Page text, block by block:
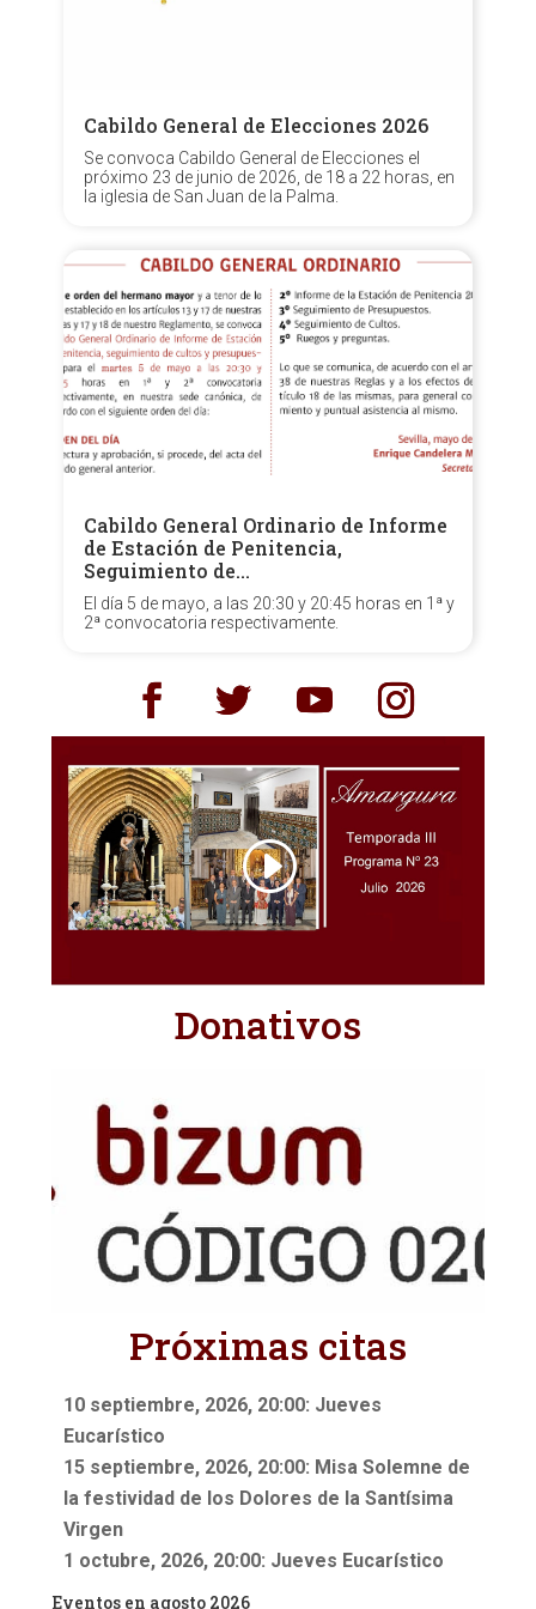
Cabildo General de Elecciones 2026
Se convoca Cabildo General de Elecciones el
próximo 23 de junio de 2026, de 18 a 22 horas, en
la iglesia de San Juan de la Palma.
Cabildo General Ordinario de Informe
de Estación de Penitencia,
Seguimiento de…
El día 5 de mayo, a las 20:30 y 20:45 horas en 1ª y
2ª convocatoria respectivamente.
Donativos
Próximas citas
10 septiembre, 2026, 20:00: Jueves
Eucarístico
15 septiembre, 2026, 20:00: Misa Solemne de
la festividad de los Dolores de la Santísima
Virgen
1 octubre, 2026, 20:00: Jueves Eucarístico
Eventos en agosto 2026